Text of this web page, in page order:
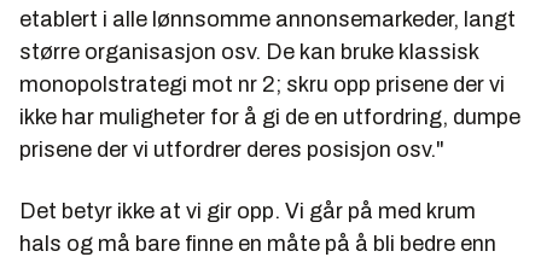
etablert i alle lønnsomme annonsemarkeder, langt
større organisasjon osv. De kan bruke klassisk
monopolstrategi mot nr 2; skru opp prisene der vi
ikke har muligheter for å gi de en utfordring, dumpe
prisene der vi utfordrer deres posisjon osv."
Det betyr ikke at vi gir opp. Vi går på med krum
hals og må bare finne en måte på å bli bedre enn